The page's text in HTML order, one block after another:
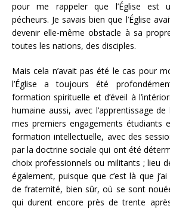
pour me rappeler que l’Église est
pécheurs. Je savais bien que l’Église
devenir elle-même obstacle à sa
toutes les nations, des disciples.
Mais cela n’avait pas été le cas pour
l’Église a toujours été
formation spirituelle et d’éveil à
humaine aussi, avec l’apprentissage
mes premiers engagements étudiants
formation intellectuelle, avec des
par la doctrine sociale qui ont été
choix professionnels ou militants ; lieu
également, puisque que c’est là que
de fraternité, bien sûr, où se sont
qui durent encore près de trente